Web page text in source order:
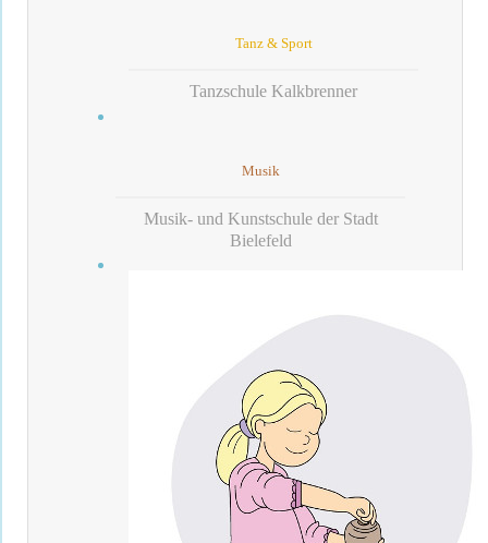
Tanz & Sport
Tanzschule Kalkbrenner
Musik
Musik- und Kunstschule der Stadt
Bielefeld